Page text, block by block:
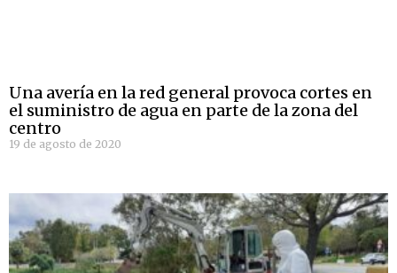
Una avería en la red general provoca cortes en
el suministro de agua en parte de la zona del
centro
19 de agosto de 2020